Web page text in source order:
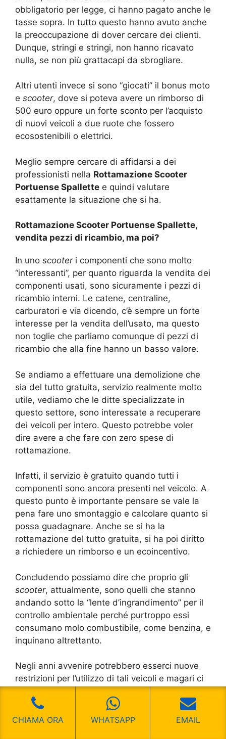
obbligatorio per legge, ci hanno pagato anche le
tasse sopra. In tutto questo hanno avuto anche
la preoccupazione di dover cercare dei clienti.
Dunque, stringi e stringi, non hanno ricavato
nulla, se non più grattacapi da sbrogliare.
Altri utenti invece si sono “giocati” il bonus moto
e scooter, dove si poteva avere un rimborso di
500 euro oppure un forte sconto per l’acquisto
di nuovi veicoli a due ruote che fossero
ecosostenibili o elettrici.
Meglio sempre cercare di affidarsi a dei
professionisti nella Rottamazione Scooter
Portuense Spallette e quindi valutare
esattamente la situazione che si ha.
Rottamazione Scooter Portuense Spallette,
vendita pezzi di ricambio, ma poi?
In uno scooteri componenti che sono molto
“interessanti”, per quanto riguarda la vendita dei
componenti usati, sono sicuramente i pezzi di
ricambio interni. Le catene, centraline,
carburatori e via dicendo, c’è sempre un forte
interesse per la vendita dell’usato, ma questo
non toglie che parliamo comunque di pezzi di
ricambio che alla fine hanno un basso valore.
Se andiamo a effettuare una demolizione che
sia del tutto gratuita, servizio realmente molto
utile, vediamo che le ditte specializzate in
questo settore, sono interessate a recuperare
dei veicoli per intero. Questo potrebbe voler
dire avere a che fare con zero spese di
rottamazione.
Infatti, il servizio è gratuito quando tutti i
componenti sono ancora presenti nel veicolo. A
questo punto è importante pensare se vale la
pena fare uno smontaggio e calcolare quanto si
possa guadagnare. Anche se si ha la
rottamazione del tutto gratuita, si ha poi diritto
a richiedere un rimborso e un ecoincentivo.
Concludendo possiamo dire che proprio gli
scooter, attualmente, sono quelli che stanno
andando sotto la “lente d’ingrandimento” per il
controllo ambientale perché purtroppo essi
consumano molo combustibile, come benzina, e
inquinano altrettanto.
Negli anni avvenire potrebbero esserci nuove
restrizioni per l’utilizzo di tali veicoli e magari ci
sarà una richiesta esclusiva di utilizzo di modelli
che sono comunque totalmente ecosostenibili. Il
problema è che un domani non è detto che
CHIAMA ORA WHATSAPP EMAIL